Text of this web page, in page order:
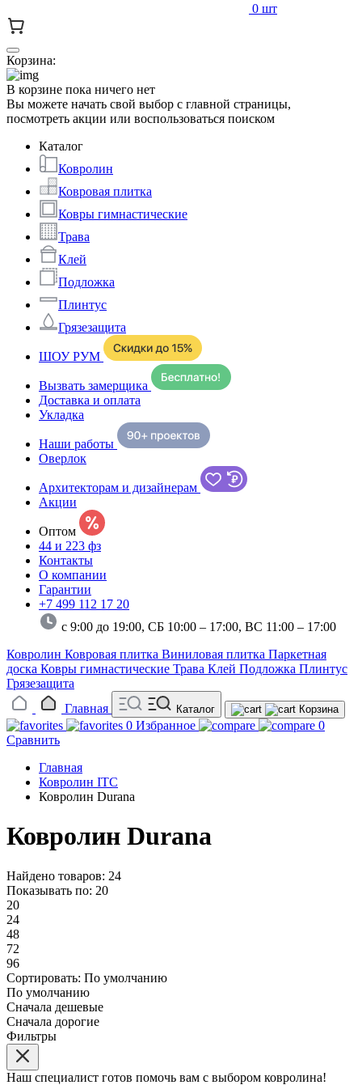
0 шт
Корзина:
В корзине пока ничего нет
Вы можете начать свой выбор с главной страницы,
посмотреть акции или воспользоваться поиском
Каталог
Ковролин
Ковровая плитка
Ковры гимнастические
Трава
Клей
Подложка
Плинтус
Грязезащита
ШОУ РУМ
Вызвать замерщика
Доставка и оплата
Укладка
Наши работы
Оверлок
Архитекторам и дизайнерам
Акции
Оптом
44 и 223 фз
Контакты
О компании
Гарантии
+7 499 112 17 20
с 9:00 до 19:00, СБ 10:00 – 17:00, ВС 11:00 – 17:00
Ковролин Ковровая плитка Виниловая плитка Паркетная
доска Ковры гимнастические Трава Клей Подложка Плинтус
Грязезащита
Главная
Каталог Корзина
0 Избранное
0
Сравнить
Главная
Ковролин ITC
Ковролин Durana
Ковролин Durana
Найдено товаров: 24
Показывать по: 20
20
24
48
72
96
Сортировать: По умолчанию
По умолчанию
Сначала дешевые
Сначала дорогие
Фильтры
Наш специалист готов помочь вам с выбором ковролина!